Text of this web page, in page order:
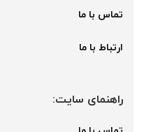
تماس با ما
ارتباط با ما
راهنمای سایت: